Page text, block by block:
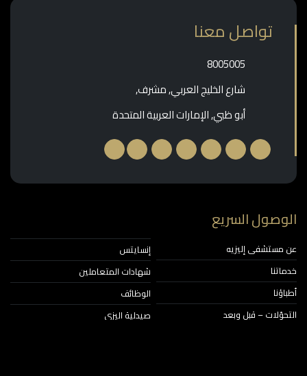
تواصل معنا
‎8005005‎
شارع الخليج العربي, مشرف,
أبو ظبي, الإمارات العربية المتحدة
الوصول السريع
عن مستشفى إليزيه
خدماتنا
أطباؤنا
التحوّلات – قبل وبعد
إنسايتس
شهادات المتعاملين
الوظائف
صيدلية اليزي